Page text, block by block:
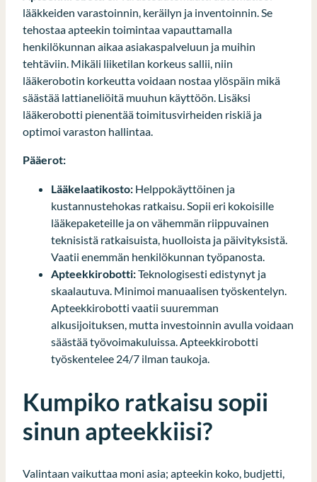
lääkkeiden varastoinnin, keräilyn ja inventoinnin. Se
tehostaa apteekin toimintaa vapauttamalla
henkilökunnan aikaa asiakaspalveluun ja muihin
tehtäviin. Mikäli liiketilan korkeus sallii, niin
lääkerobotin korkeutta voidaan nostaa ylöspäin mikä
säästää lattianeliöitä muuhun käyttöön. Lisäksi
lääkerobotti pienentää toimitusvirheiden riskiä ja
optimoi varaston hallintaa.
Pääerot:
Lääkelaatikosto: Helppokäyttöinen ja
kustannustehokas ratkaisu. Sopii eri kokoisille
lääkepaketeille ja on vähemmän riippuvainen
teknisistä ratkaisuista, huolloista ja päivityksistä.
Vaatii enemmän henkilökunnan työpanosta.
Apteekkirobotti:Teknologisesti edistynyt ja
skaalautuva. Minimoi manuaalisen työskentelyn.
Apteekkirobotti vaatii suuremman
alkusijoituksen, mutta investoinnin avulla voidaan
säästää työvoimakuluissa. Apteekkirobotti
työskentelee 24/7 ilman taukoja.
Kumpiko ratkaisu sopii
sinun apteekkiisi?
Valintaan vaikuttaa moni asia; apteekin koko, budjetti,